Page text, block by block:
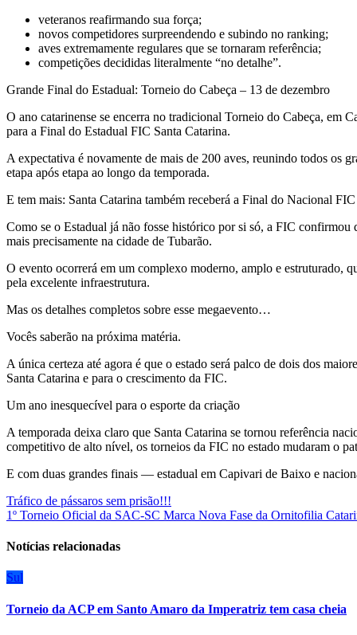
veteranos reafirmando sua força;
novos competidores surpreendendo e subindo no ranking;
aves extremamente regulares que se tornaram referência;
competições decididas literalmente “no detalhe”.
Grande Final do Estadual: Torneio do Cabeça – 13 de dezembro
O ano catarinense se encerra no tradicional Torneio do Cabeça,
para a Final do Estadual FIC Santa Catarina.
A expectativa é novamente de mais de 200 aves, reunindo todos os
etapa após etapa ao longo da temporada.
E tem mais: Santa Catarina também receberá a Final do Nacional FIC
Como se o Estadual já não fosse histórico por si só, a FIC
mais precisamente na cidade de Tubarão.
O evento ocorrerá em um complexo moderno, amplo e estruturado,
pela excelente infraestrutura.
Mas os detalhes completos sobre esse megaevento…
Vocês saberão na próxima matéria.
A única certeza até agora é que o estado será palco de dois dos
Santa Catarina e para o crescimento da FIC.
Um ano inesquecível para o esporte da criação
A temporada deixa claro que Santa Catarina se tornou referência
competitivo de alto nível, os torneios da FIC no estado mudaram o
E com duas grandes finais — estadual em Capivari de Baixo e
Navegação
de
Post
Tráfico de pássaros sem prisão!!!
1º Torneio Oficial da SAC-SC Marca Nova Fase da Ornitofilia
Notícias relacionadas
Sul
Torneio da ACP em Santo Amaro da Imperatriz tem casa cheia